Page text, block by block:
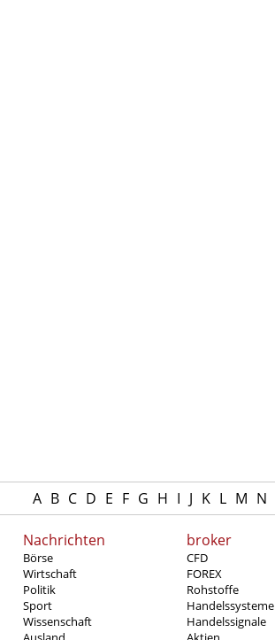
A B C D E F G H I J K L M N
Nachrichten
Börse
Wirtschaft
Politik
Sport
Wissenschaft
broker
CFD
FOREX
Rohstoffe
Handelssysteme
Handelssignale